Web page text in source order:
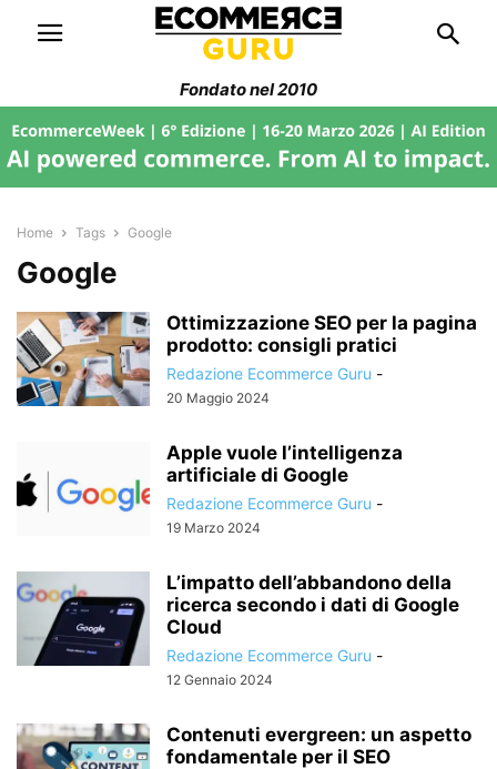
Fondato nel 2010
Home Tags Google
Google
Ottimizzazione SEO per la pagina
prodotto: consigli pratici
Redazione Ecommerce Guru -
20 Maggio 2024
Apple vuole l’intelligenza
artificiale di Google
Redazione Ecommerce Guru -
19 Marzo 2024
L’impatto dell’abbandono della
ricerca secondo i dati di Google
Cloud
Redazione Ecommerce Guru -
12 Gennaio 2024
Contenuti evergreen: un aspetto
fondamentale per il SEO